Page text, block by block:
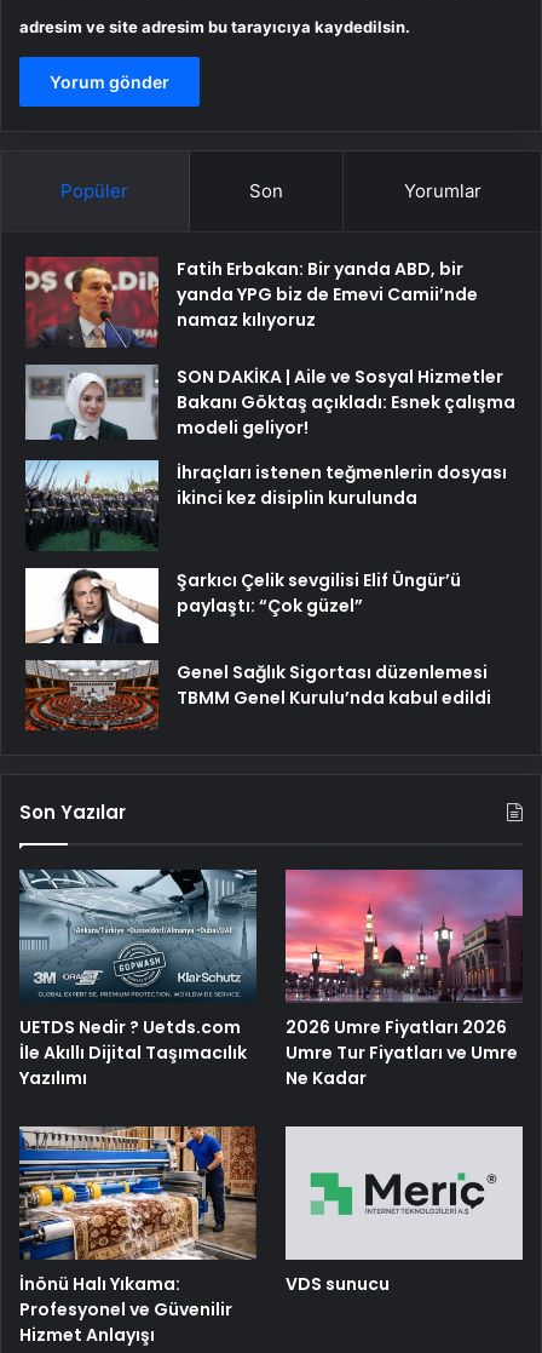
adresim ve site adresim bu tarayıcıya kaydedilsin.
Popüler Son Yorumlar
Fatih Erbakan: Bir yanda ABD, bir
yanda YPG biz de Emevi Camii’nde
namaz kılıyoruz
SON DAKİKA | Aile ve Sosyal Hizmetler
Bakanı Göktaş açıkladı: Esnek çalışma
modeli geliyor!
İhraçları istenen teğmenlerin dosyası
ikinci kez disiplin kurulunda
Şarkıcı Çelik sevgilisi Elif Üngür’ü
paylaştı: “Çok güzel”
Genel Sağlık Sigortası düzenlemesi
TBMM Genel Kurulu’nda kabul edildi
Son Yazılar
UETDS Nedir ? Uetds.com
İle Akıllı Dijital Taşımacılık
Yazılımı
2026 Umre Fiyatları 2026
Umre Tur Fiyatları ve Umre
Ne Kadar
İnönü Halı Yıkama:
Profesyonel ve Güvenilir
Hizmet Anlayışı
VDS sunucu